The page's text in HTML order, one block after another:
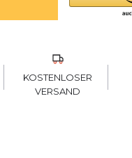
KOSTENLOSER
VERSAND